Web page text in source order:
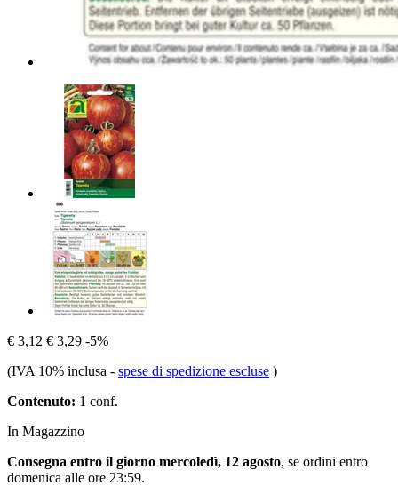
€ 3,12 € 3,29 -5%
(IVA 10% inclusa - spese di spedizione escluse )
Contenuto: 1 conf.
In Magazzino
Consegna entro il giorno mercoledì, 12 agosto, se ordini entro
domenica alle ore 23:59.